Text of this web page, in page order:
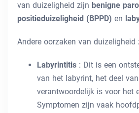
van duizeligheid zijn benigne
positieduizeligheid (BPPD) en
Andere oorzaken van duizeligheid
Labyrintitis : Dit is een
van het labyrint, het deel
verantwoordelijk is voor het
Symptomen zijn vaak